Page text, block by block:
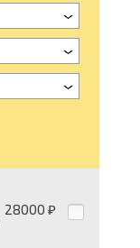
28000 ₽